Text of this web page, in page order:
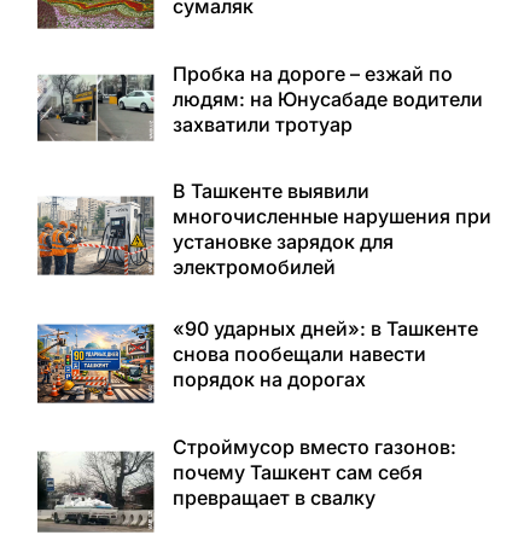
сумаляк
Пробка на дороге – езжай по
людям: на Юнусабаде водители
захватили тротуар
В Ташкенте выявили
многочисленные нарушения при
установке зарядок для
электромобилей
«90 ударных дней»: в Ташкенте
снова пообещали навести
порядок на дорогах
Строймусор вместо газонов:
почему Ташкент сам себя
превращает в свалку